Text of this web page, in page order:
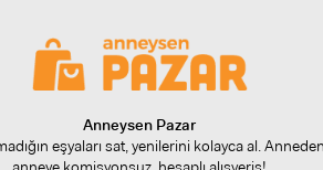
Anneysen Pazar
eşyaları sat, yenilerini kolayca al.